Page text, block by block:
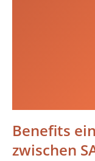
Benefits
zwischen